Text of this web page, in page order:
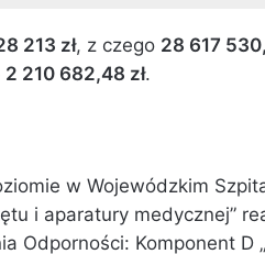
213 zł, z czego 28 617
2 210 682,48 zł.
w Wojewódzkim
i aparatury medycznej”
Odporności: Komponent D